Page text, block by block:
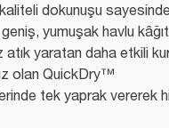
dokunuşu
yumuşak havlu kâğıt
atık yaratan daha etkili
olan QuickDry™
tek yaprak vererek